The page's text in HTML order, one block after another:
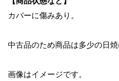
カバーに傷みあり。
中古品のため商品は多少の日
画像はイメージです。